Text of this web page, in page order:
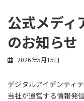
公式メディ
のお知らせ
2026年5月15日
デジタルアイデンティ
当社が運営する情報発